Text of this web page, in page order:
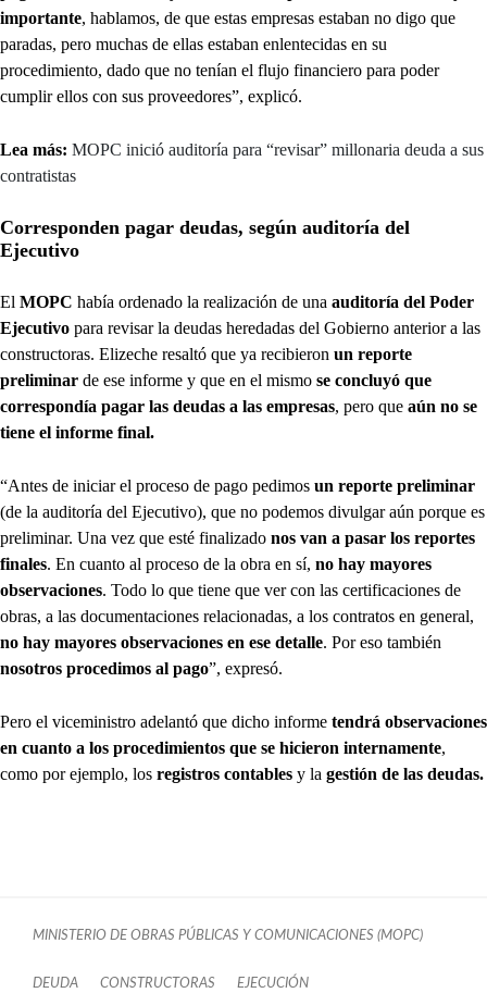
importante, hablamos, de que estas empresas estaban no digo que
paradas, pero muchas de ellas estaban enlentecidas en su
procedimiento, dado que no tenían el flujo financiero para poder
cumplir ellos con sus proveedores”, explicó.
Lea más: MOPC inició auditoría para “revisar” millonaria deuda a sus
contratistas
Corresponden pagar deudas, según auditoría del
Ejecutivo
El MOPC había ordenado la realización de una auditoría del Poder
Ejecutivo para revisar la deudas heredadas del Gobierno anterior a las
constructoras. Elizeche resaltó que ya recibieron un reporte
preliminar de ese informe y que en el mismo se concluyó que
correspondía pagar las deudas a las empresas, pero que aún no se
tiene el informe final.
“Antes de iniciar el proceso de pago pedimos un reporte preliminar
(de la auditoría del Ejecutivo), que no podemos divulgar aún porque es
preliminar. Una vez que esté finalizado nos van a pasar los reportes
finales. En cuanto al proceso de la obra en sí, no hay mayores
observaciones. Todo lo que tiene que ver con las certificaciones de
obras, a las documentaciones relacionadas, a los contratos en general,
no hay mayores observaciones en ese detalle. Por eso también
nosotros procedimos al pago”, expresó.
Pero el viceministro adelantó que dicho informe tendrá observaciones
en cuanto a los procedimientos que se hicieron internamente,
como por ejemplo, los registros contables y la gestión de las deudas.
MINISTERIO DE OBRAS PÚBLICAS Y COMUNICACIONES (MOPC)
DEUDA CONSTRUCTORAS EJECUCIÓN